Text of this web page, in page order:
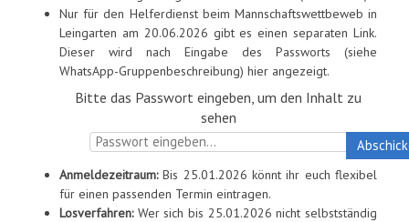
Nur für den Helferdienst beim Mannschaftswettbeweb in
Leingarten am 20.06.2026 gibt es einen separaten Link.
Dieser wird nach Eingabe des Passworts (siehe
WhatsApp-Gruppenbeschreibung) hier angezeigt.
Bitte das Passwort eingeben, um den Inhalt zu
sehen
Anmeldezeitraum:Bis 25.01.2026 könnt ihr euch flexibel
für einen passenden Termin eintragen.
Losverfahren:Wer sich bis 25.01.2026 nicht selbstständig